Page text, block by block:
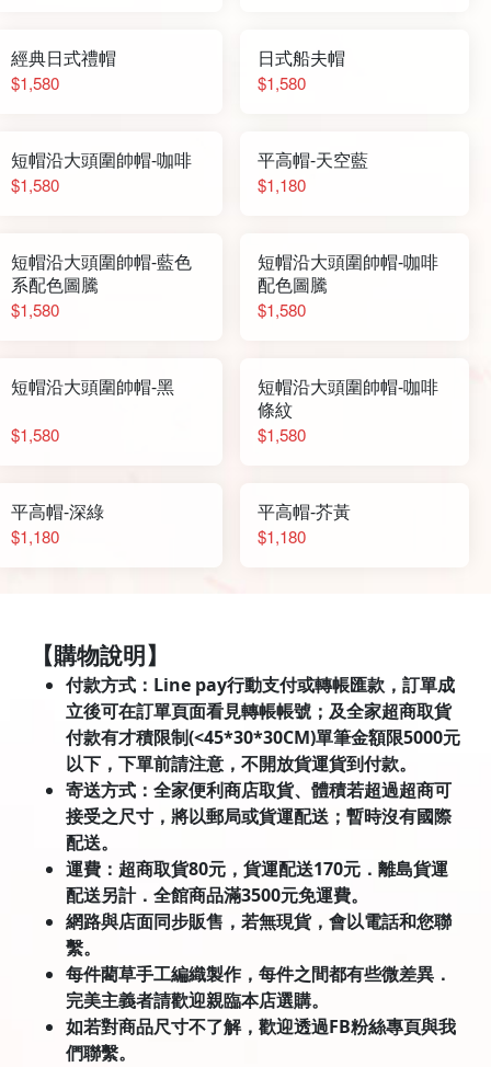
經典日式禮帽
$1,580
日式船夫帽
$1,580
短帽沿大頭圍帥帽-咖啡
$1,580
平高帽-天空藍
$1,180
短帽沿大頭圍帥帽-藍色
系配色圖騰
$1,580
短帽沿大頭圍帥帽-咖啡
配色圖騰
$1,580
短帽沿大頭圍帥帽-黑
$1,580
短帽沿大頭圍帥帽-咖啡
條紋
$1,580
平高帽-深綠
$1,180
平高帽-芥黃
$1,180
【購物說明】
付款方式：Line pay行動支付或轉帳匯款，訂單成
立後可在訂單頁面看見轉帳帳號；及全家超商取貨
付款有才積限制(<45*30*30CM)單筆金額限5000元
以下，下單前請注意，不開放貨運貨到付款。
寄送方式：全家便利商店取貨、體積若超過超商可
接受之尺寸，將以郵局或貨運配送；暫時沒有國際
配送。
運費：超商取貨80元，貨運配送170元．離島貨運
配送另計．全館商品滿3500元免運費。
網路與店面同步販售，若無現貨，會以電話和您聯
繫。
每件藺草手工編織製作，每件之間都有些微差異．
完美主義者請歡迎親臨本店選購。
如若對商品尺寸不了解，歡迎透過FB粉絲專頁與我
們聯繫。